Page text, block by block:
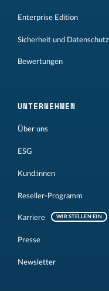
Enterprise Edition
Sicherheit und Datenschutz
Bewertungen
UNTERNEHMEN
Über uns
ESG
Kund:innen
Reseller-Programm
Karriere WIR STELLEN EIN
Presse
Newsletter